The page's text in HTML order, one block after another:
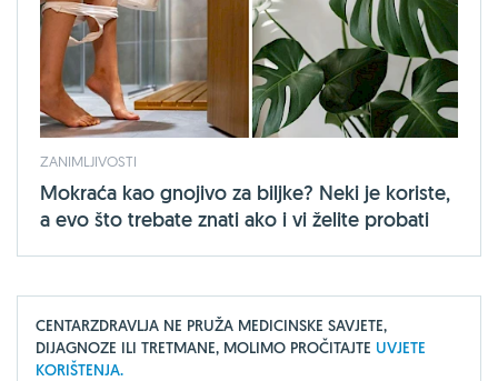
ZANIMLJIVOSTI
Mokraća kao gnojivo za biljke? Neki je koriste,
a evo što trebate znati ako i vi želite probati
CENTARZDRAVLJA NE PRUŽA MEDICINSKE SAVJETE,
DIJAGNOZE ILI TRETMANE, MOLIMO PROČITAJTE UVJETE
KORIŠTENJA.